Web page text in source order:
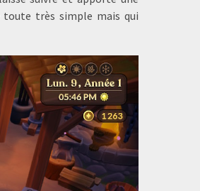
toute très simple mais qui